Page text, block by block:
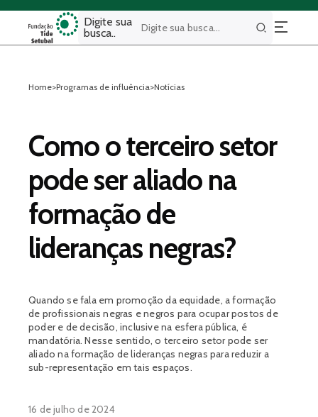
Digite sua
busca..
Buscar
Home>Programas de influência>Notícias
Como o terceiro setor
pode ser aliado na
formação de
lideranças negras?
Quando se fala em promoção da equidade, a formação
de profissionais negras e negros para ocupar postos de
poder e de decisão, inclusive na esfera pública, é
mandatória. Nesse sentido, o terceiro setor pode ser
aliado na formação de lideranças negras para reduzir a
sub-representação em tais espaços.
16 de julho de 2024